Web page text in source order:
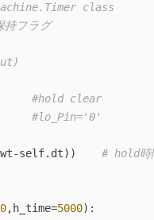
class
持フラグ
#hold clear
#lo_Pin='0'
self.dt)) # hold時
,h_time=5000):